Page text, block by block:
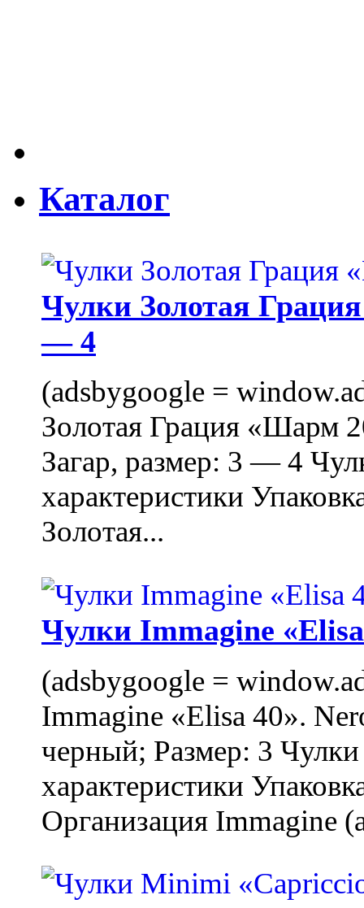
Каталог
Чулки Золотая
— 4
(adsbygoogle =
Золотая Грация «Шарм
Загар, размер: 3 — 4
характеристики
Золотая...
Чулки Immagine
(adsbygoogle =
Immagine «Elisa 40».
черный; Размер: 3
характеристики
Организация Immagine